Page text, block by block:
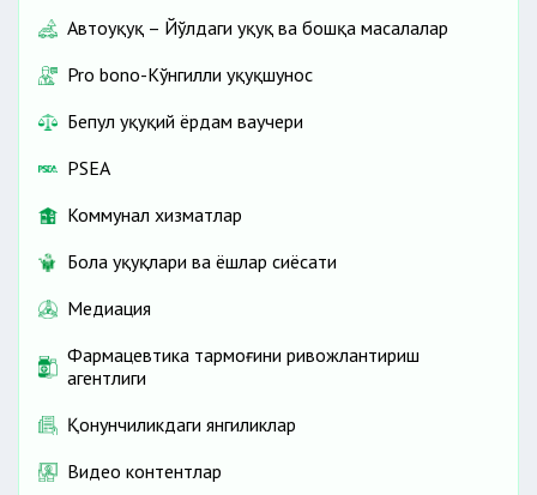
Автоҳуқуқ – Йўлдаги ҳуқуқ ва бошқа масалалар
Pro bono-Кўнгилли ҳуқуқшунос
Бепул ҳуқуқий ёрдам ваучери
PSEA
Коммунал хизматлар
Бола ҳуқуқлари ва ёшлар сиёсати
Медиация
Фармацевтика тармоғини ривожлантириш
агентлиги
Қонунчиликдаги янгиликлар
Видео контентлар